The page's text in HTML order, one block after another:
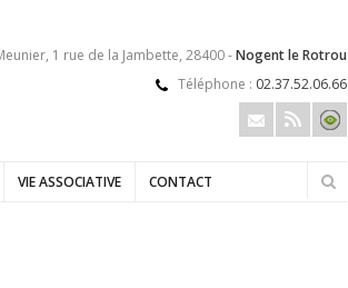
1 rue de la Jambette, 28400 -Nogent le Rotrou
Téléphone : 02.37.52.06.66
VIE ASSOCIATIVE CONTACT